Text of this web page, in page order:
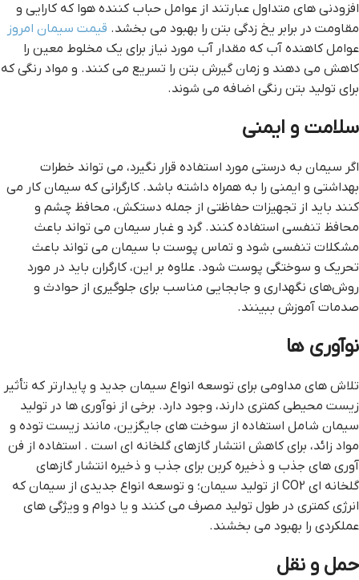
افزودنی های متداول عبارتند از عوامل حباب کننده هوا که کارایی و
مقاومت در برابر یخ زدگی بتن را بهبود می بخشد. قیمت سیمان امروز
عوامل کاهنده آب که مقدار آب مورد نیاز برای یک مخلوط معین را
کاهش می دهند و زمان گیرش بتن را تسریع می کنند. و مواد رنگی که
برای تولید بتن رنگی اضافه می شوند.
سلامت و ایمنی
اگر سیمان به درستی مورد استفاده قرار نگیرد، می تواند خطرات
بهداشتی و ایمنی را به همراه داشته باشد. کارگرانی که سیمان کار می
کنند باید از تجهیزات حفاظتی از جمله دستکش، محافظ چشم و
محافظ تنفسی استفاده کنند. گرد و غبار سیمان می تواند باعث
مشکلات تنفسی شود و تماس پوست با سیمان می تواند باعث
تحریک و سوختگی پوست شود. علاوه بر این، کارگران باید در مورد
روش‌های نگهداری و جابجایی مناسب برای جلوگیری از حوادث و
صدمات آموزش ببینند.
نوآوری ها
تلاش های مداومی برای توسعه انواع سیمان جدید و پایدارتر که تأثیر
زیست محیطی کمتری دارند، وجود دارد. برخی از نوآوری ها در تولید
سیمان شامل استفاده از سوخت های جایگزین، مانند زیست توده و
مواد زائد، برای کاهش انتشار گازهای گلخانه ای است . استفاده از فن
آوری های جذب و ذخیره کربن برای جذب و ذخیره انتشار گازهای
گلخانه ای CO2 از تولید سیمان؛ و توسعه انواع جدیدی از سیمان که
انرژی کمتری در طول تولید مصرف می کنند و یا دوام و ویژگی های
عملکردی را بهبود می بخشند.
حمل و نقل